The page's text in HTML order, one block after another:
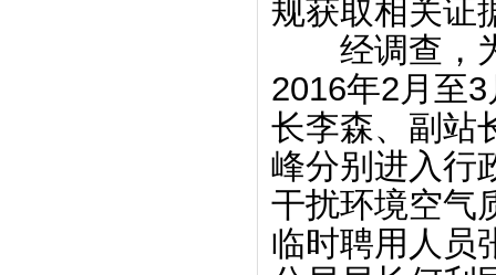
规获取相关证
经调查，为
2016年2月至
长李森、副站
峰分别进入行
干扰环境空气
临时聘用人员